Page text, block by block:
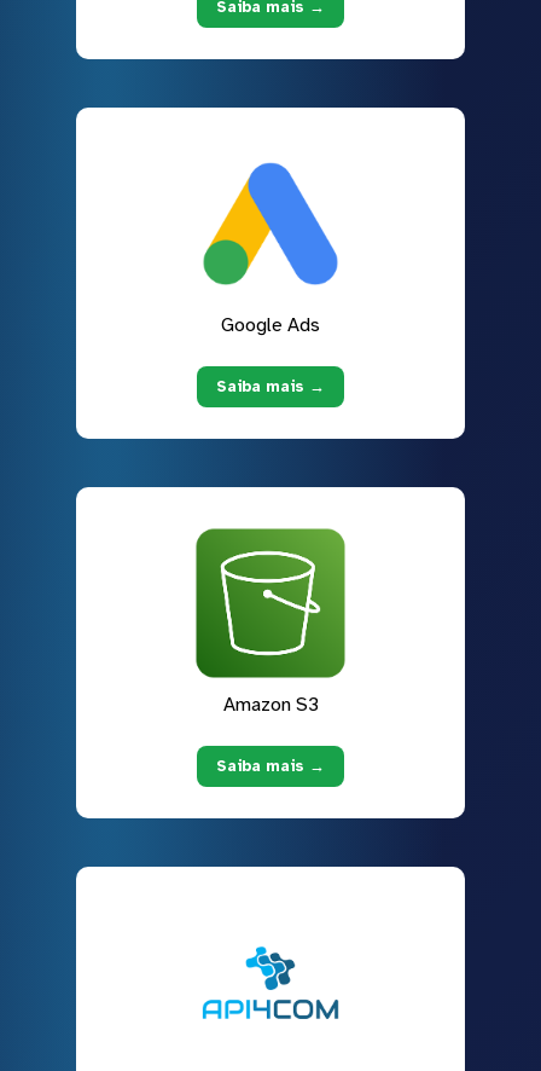
Saiba mais →
Google Ads
Saiba mais →
Amazon S3
Saiba mais →